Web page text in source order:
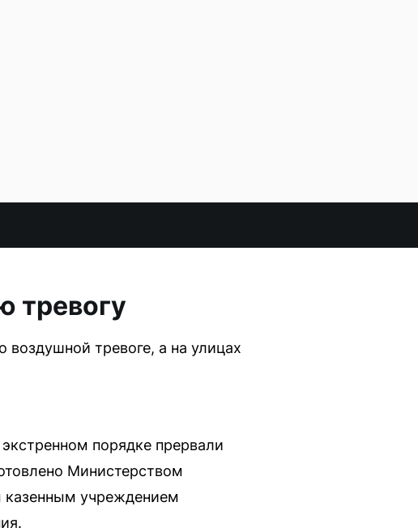
тревогу
тревоге, а на улицах
порядке прервали
Министерством
казенным учреждением